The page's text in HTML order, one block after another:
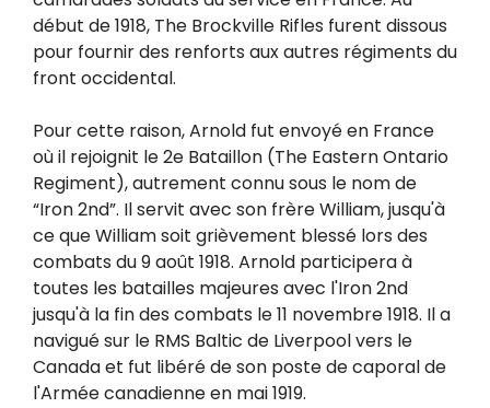
début de 1918, The Brockville Rifles furent dissous
pour fournir des renforts aux autres régiments du
front occidental.
Pour cette raison, Arnold fut envoyé en France
où il rejoignit le 2e Bataillon (The Eastern Ontario
Regiment), autrement connu sous le nom de
“Iron 2nd”. Il servit avec son frère William, jusqu'à
ce que William soit grièvement blessé lors des
combats du 9 août 1918. Arnold participera à
toutes les batailles majeures avec l'Iron 2nd
jusqu'à la fin des combats le 11 novembre 1918. Il a
navigué sur le RMS Baltic de Liverpool vers le
Canada et fut libéré de son poste de caporal de
l'Armée canadienne en mai 1919.